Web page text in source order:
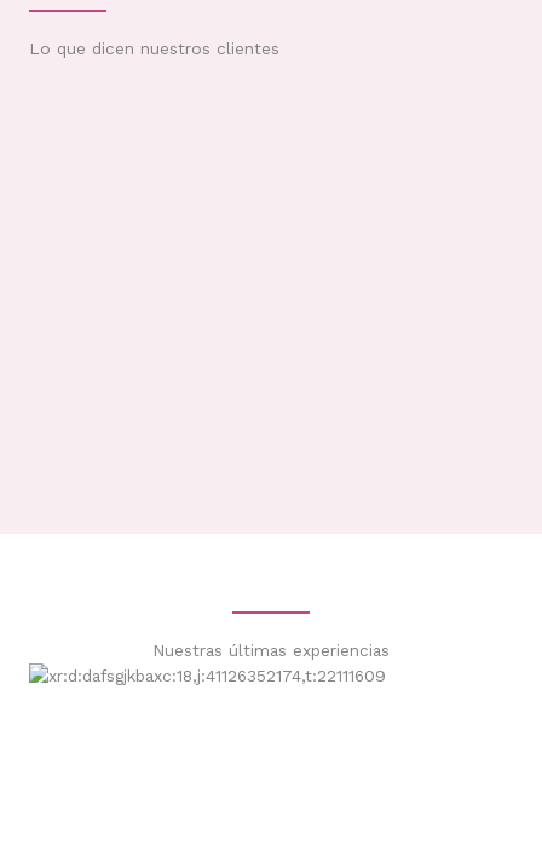
Lo que dicen nuestros clientes
Nuestras últimas experiencias